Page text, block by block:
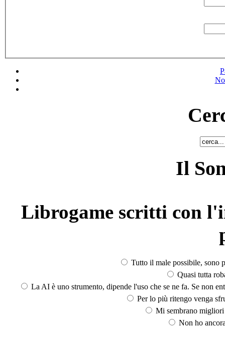
Il
Librogame scritti con
Tutto il male possibile, sono
Quasi tutta
La AI è uno strumento, dipende l'uso che se ne fa. Se non
Per lo più ritengo venga
Mi sembrano
Non ho